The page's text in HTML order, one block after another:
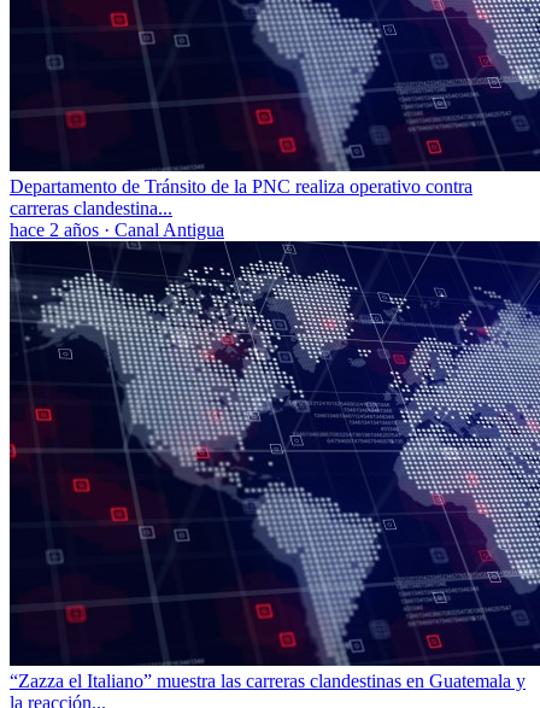
Departamento de Tránsito de la PNC realiza operativo contra
carreras clandestina...
hace 2 años · Canal Antigua
“Zazza el Italiano” muestra las carreras clandestinas en Guatemala y
la reacción...